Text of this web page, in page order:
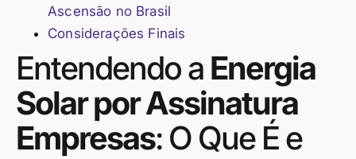
Ascensão no Brasil
Considerações Finais
Entendendo a Energia
Solar por Assinatura
Empresas: O Que É e